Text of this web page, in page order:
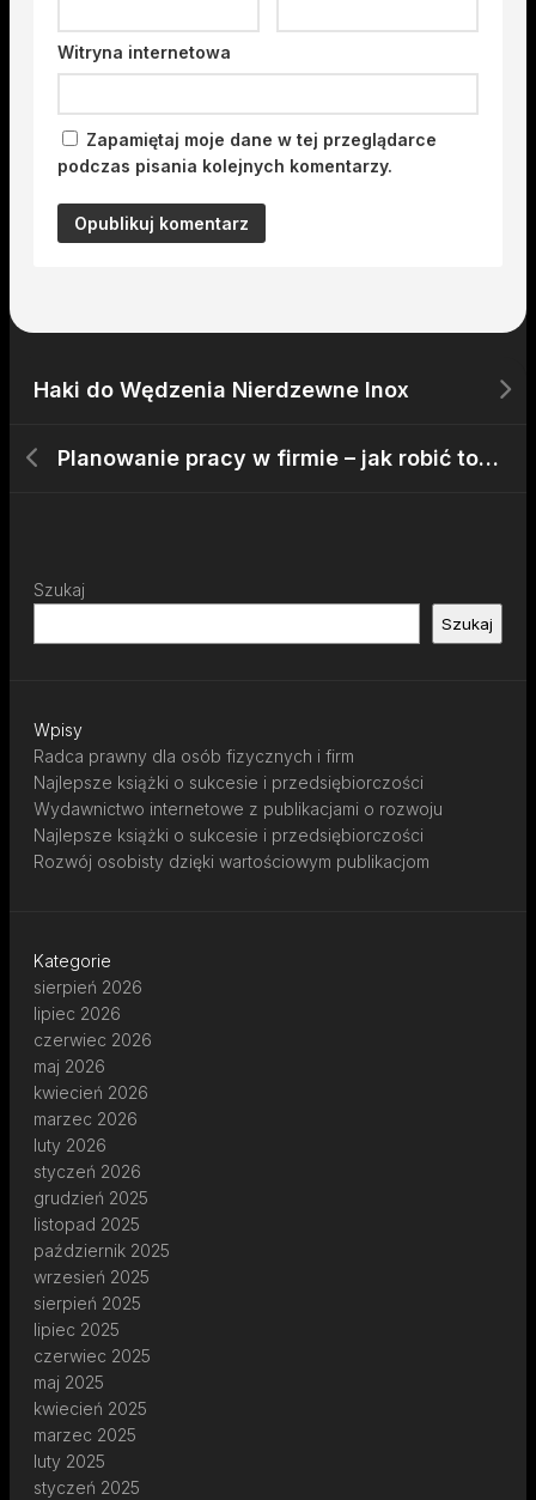
Witryna internetowa
Zapamiętaj moje dane w tej przeglądarce
podczas pisania kolejnych komentarzy.
Haki do Wędzenia Nierdzewne Inox
Planowanie pracy w firmie – jak robić to efektywnie?
Szukaj
Szukaj
Wpisy
Radca prawny dla osób fizycznych i firm
Najlepsze książki o sukcesie i przedsiębiorczości
Wydawnictwo internetowe z publikacjami o rozwoju
Najlepsze książki o sukcesie i przedsiębiorczości
Rozwój osobisty dzięki wartościowym publikacjom
Kategorie
sierpień 2026
lipiec 2026
czerwiec 2026
maj 2026
kwiecień 2026
marzec 2026
luty 2026
styczeń 2026
grudzień 2025
listopad 2025
październik 2025
wrzesień 2025
sierpień 2025
lipiec 2025
czerwiec 2025
maj 2025
kwiecień 2025
marzec 2025
luty 2025
styczeń 2025